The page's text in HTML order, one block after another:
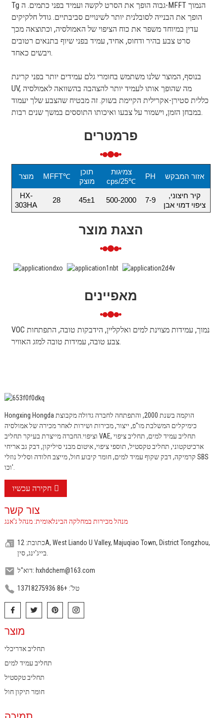
Tg גבוה הופך את הסרט לקשה ועמיד בפני כתמים. ה-MFFT הנמוך
הופך את הבנייה לסובלנית יותר לשינויים סביבתיים. גודל חלקיקים
עדין במיוחד משפר את כוח הציפוי של האמולסיה, וכתוצאה מכך
סרט צבע בהיר ודחוס, אחיד, עמיד בפני שיוף בתנאים רטובים
ויבשים כאחד.
בנוסף, המוצר שלנו משתמש בחומרי גלם עמידים יותר בפני קרינת
UV, מה שהופך אותו לעמיד יותר להצהבה בהשוואה לאמולסיה
כללית סטירן-אקרילית הקיימת בשוק. זה מבטיח שהצבע שלך יעמוד
במבחן הזמן, וישמור על צבעו ואיכותו התוססים במשך שנים רבות.
פרמטרים
מוצר MFFT℃
תוכן
מוצק
צמיגות
cps/25℃
PH אזור המבקש
HX-
303HA
28 45±1 500-2000 7-9
קיר חיצוני,
ציפוי דמוי אבן
הצגת מוצר
מאפיינים
VOC נמוך, עמידות מצוינת למים ואלקליין, הידבקות טובה, התפתחות
צבע טובה, עמידות טובה למזג האוויר.
Hongxing Hongda הוקמה בשנת 2000, והתפתחה לחברה גדולה מקבוצת
כימיקלים המשלבת מו"פ, ייצור, מכירות ושירות לאחר מכירה של אמולסיה
וציפוי. החברה מייצרת בעיקר תחליב VAE, תחליב עמיד למים, תחליב ציפוי
ארכיטקטוני, תחליב טקסטיל, תוספי ציפוי, איטום מבני סיליקון, דבק גב אריחי
קרמיקה, דבק שקוף עמיד למים, חומר קיבוע חול, מייצב חלודה וסליל נוזלי SBS
וכו'.
חקירה עכשיו
צור קשר
מנהל מכירות במחלקה הבינלאומית: מנהל ג'אנג
כתובת: 12A, West Liando U Valley, Majuqiao Town, District Tongzhou,
דוא"ל: hxhdchem@163.com
טל': +86 13718275936
מוצר
תחליב אדריכלי
תחליב עמיד למים
תחליב טקסטיל
חומר תיקון חול